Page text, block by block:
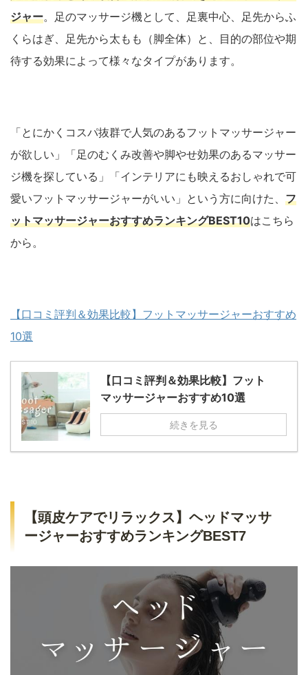
ジャー。足のマッサージ機として、足裏中心、足先からふ
くらはぎ、足先から太もも（脚全体）と、目的の部位や期
待する効果によって様々なタイプがあります。
「とにかくコスパ抜群で人気のあるフットマッサージャー
が欲しい」「足のむくみ改善や脚やせ効果のあるマッサー
ジ機を探している」「インテリアにも映えるおしゃれで可
愛いフットマッサージャーがいい」という方に向けた、 フ
ットマッサージャーおすすめランキングBEST10はこちら
から。
【口コミ評判＆効果比較】フットマッサージャーおすすめ
10選
【口コミ評判＆効果比較】フット
マッサージャーおすすめ10選
続きを見る
【頭皮ケアでリラックス】ヘッドマッサ
ージャーおすすめランキングBEST7